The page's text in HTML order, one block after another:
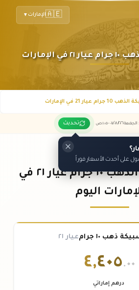
🇦🇪الإمارات ▼
الإمارات
عيار 21 في الإمارات
الجمعة ٠٧ /٠٨/٢٠٢٦ - ١٠:٠٥ ص تحديث
على أحدث الأسعار فوراً
سعر سبيكة الذهب ١٠ جرام عيار ٢١ في
اليوم
ذهب ١٠ جرام عيار ٢١
٤,٤٠٥.٠٠
درهم إماراتي